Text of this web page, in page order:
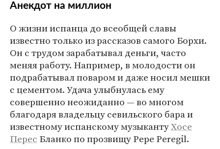
Анекдот на миллион
О жизни испанца до всеобщей славы
известно только из рассказов самого Борхи.
Он с трудом зарабатывал деньги, часто
меняя работу. Например, в молодости он
подрабатывал поваром и даже носил мешки
с цементом. Удача улыбнулась ему
совершенно неожиданно — во многом
благодаря владельцу севильского бара и
известному испанскому музыкантуХосе
Перес Бланко по прозвищу Pepe Peregil.